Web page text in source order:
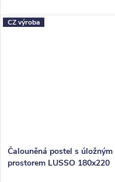
CZ výroba
Čalouněná postel s úložným
prostorem LUSSO 180x220